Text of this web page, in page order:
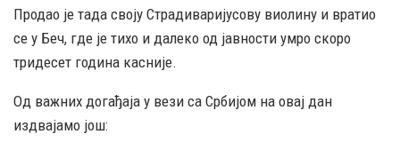
Продао је тада своју Страдиваријусову виолину и вратио
се у Беч, где је тихо и далеко од јавности умро скоро
тридесет година касније.
Од важних догађаја у вези са Србијом на овај дан
издвајамо још: